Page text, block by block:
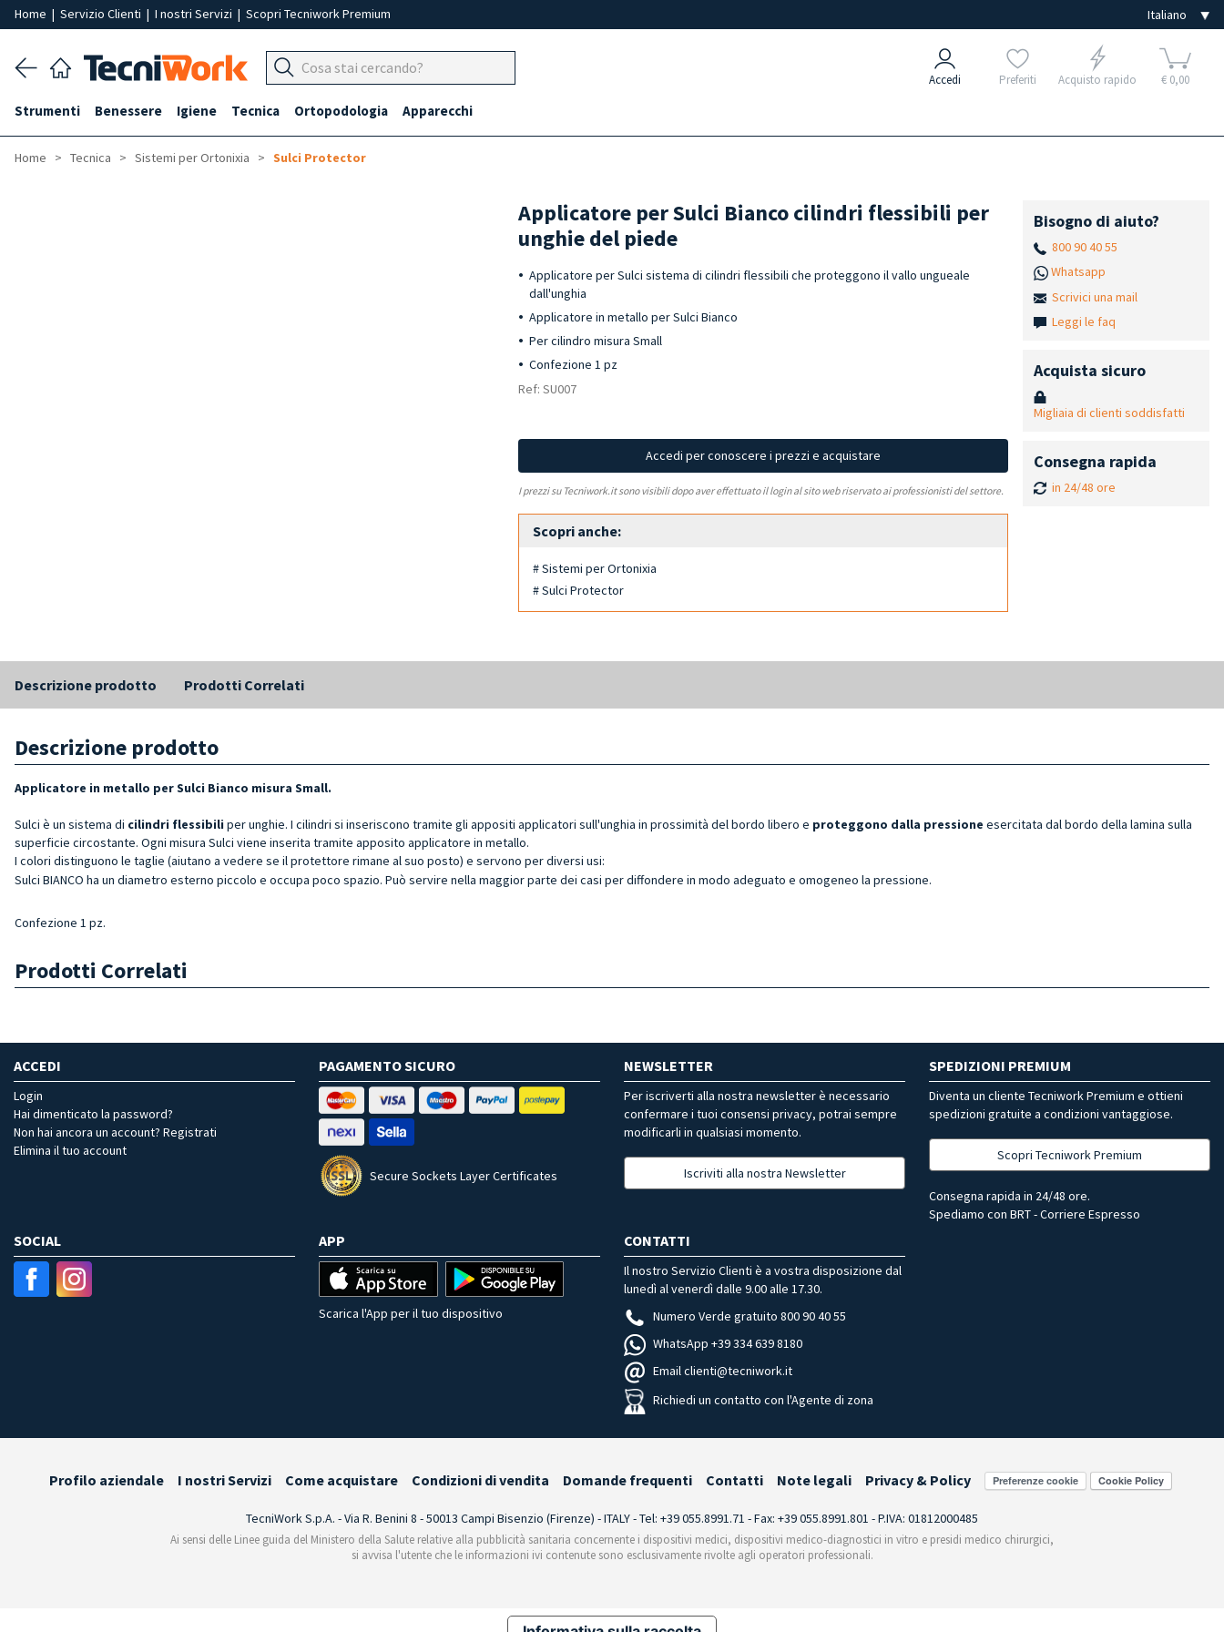
Home | Servizio Clienti | I nostri Servizi | Scopri Tecniwork Premium
Accedi Preferiti Acquisto rapido € 0,00
Strumenti Benessere Igiene Tecnica Ortopodologia Apparecchi
Home Tecnica Sistemi per Ortonixia Sulci Protector
Applicatore per Sulci Bianco cilindri flessibili per
unghie del piede
Applicatore per Sulci sistema di cilindri flessibili che proteggono il vallo ungueale
dall'unghia
Applicatore in metallo per Sulci Bianco
Per cilindro misura Small
Confezione 1 pz
Ref: SU007
Accedi per conoscere i prezzi e acquistare
I prezzi su Tecniwork.it sono visibili dopo aver effettuato il login al sito web riservato ai professionisti del settore.
Scopri anche:
# Sistemi per Ortonixia
# Sulci Protector
Bisogno di aiuto?
800 90 40 55
Whatsapp
Scrivici una mail
Leggi le faq
Acquista sicuro
Migliaia di clienti soddisfatti
Consegna rapida
in 24/48 ore
Descrizione prodotto Prodotti Correlati
Descrizione prodotto
Applicatore in metallo per Sulci Bianco misura Small.
Sulci è un sistema di cilindri flessibili per unghie. I cilindri si inseriscono tramite gli appositi applicatori sull'unghia in prossimità del bordo libero e proteggono dalla pressione esercitata dal bordo della lamina sulla
superficie circostante. Ogni misura Sulci viene inserita tramite apposito applicatore in metallo.
I colori distinguono le taglie (aiutano a vedere se il protettore rimane al suo posto) e servono per diversi usi:
Sulci BIANCO ha un diametro esterno piccolo e occupa poco spazio. Può servire nella maggior parte dei casi per diffondere in modo adeguato e omogeneo la pressione.
Confezione 1 pz.
Prodotti Correlati
ACCEDI
Login
Hai dimenticato la password?
Non hai ancora un account? Registrati
Elimina il tuo account
PAGAMENTO SICURO
Secure Sockets Layer Certificates
NEWSLETTER
Per iscriverti alla nostra newsletter è necessario
confermare i tuoi consensi privacy, potrai sempre
modificarli in qualsiasi momento.
Iscriviti alla nostra Newsletter
SPEDIZIONI PREMIUM
Diventa un cliente Tecniwork Premium e ottieni
spedizioni gratuite a condizioni vantaggiose.
Scopri Tecniwork Premium
Consegna rapida in 24/48 ore.
Spediamo con BRT - Corriere Espresso
SOCIAL APP
Scarica l'App per il tuo dispositivo
CONTATTI
Il nostro Servizio Clienti è a vostra disposizione dal
lunedì al venerdì dalle 9.00 alle 17.30.
Numero Verde gratuito 800 90 40 55
WhatsApp +39 334 639 8180
Email clienti@tecniwork.it
Richiedi un contatto con l'Agente di zona
Profilo aziendale I nostri Servizi Come acquistare Condizioni di vendita Domande frequenti Contatti Note legali Privacy & Policy Preferenze cookie
TecniWork S.p.A. - Via R. Benini 8 - 50013 Campi Bisenzio (Firenze) - ITALY - Tel: +39 055.8991.71 - Fax: +39 055.8991.801 - P.IVA: 01812000485
Ai sensi delle Linee guida del Ministero della Salute relative alla pubblicità sanitaria concernente i dispositivi medici, dispositivi medico-diagnostici in vitro e presidi medico chirurgici,
si avvisa l'utente che le informazioni ivi contenute sono esclusivamente rivolte agli operatori professionali.